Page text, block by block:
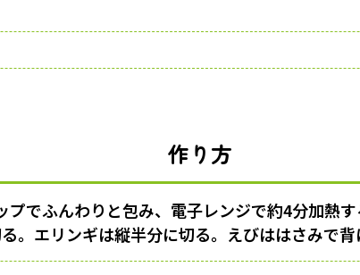
作り方
プでふんわりと包み、電子レンジで約4分加熱
。エリンギは縦半分に切る。えびははさみで背